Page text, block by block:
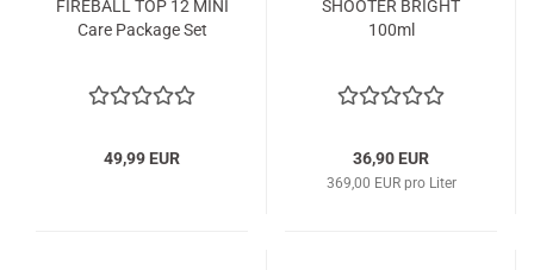
FIREBALL TOP 12 MINI
Care Package Set
49,99 EUR
SHOOTER BRIGHT
100ml
36,90 EUR
369,00 EUR pro Liter